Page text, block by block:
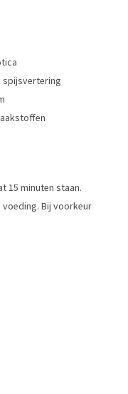
spijsvertering
15 minuten staan.
Bij voorkeur